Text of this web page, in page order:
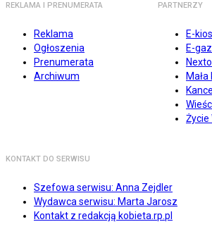
REKLAMA I PRENUMERATA
Reklama
Ogłoszenia
Prenumerata
Archiwum
PARTNERZY
E-
E-
Życie
KONTAKT DO SERWISU
Szefowa serwisu: Anna Zejdler
Wydawca serwisu: Marta Jarosz
Kontakt z redakcją kobieta.rp.pl